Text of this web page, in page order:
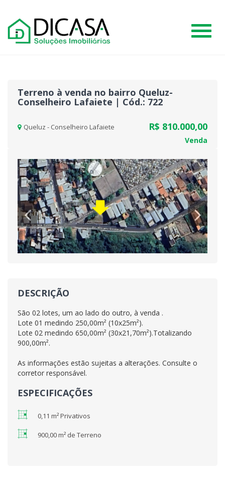
#
Terreno à venda no bairro Queluz-
Conselheiro Lafaiete | Cód.: 722
Queluz - Conselheiro Lafaiete R$ 810.000,00
Venda
Previous
DESCRIÇÃO
São 02 lotes, um ao lado do outro, à venda .
Lote 01 medindo 250,00m² (10x25m²).
Lote 02 medindo 650,00m² (30x21,70m²).Totalizando
900,00m².
As informações estão sujeitas a alterações. Consulte o
corretor responsável.
ESPECIFICAÇÕES
0,11 m² Privativos
900,00 m² de Terreno